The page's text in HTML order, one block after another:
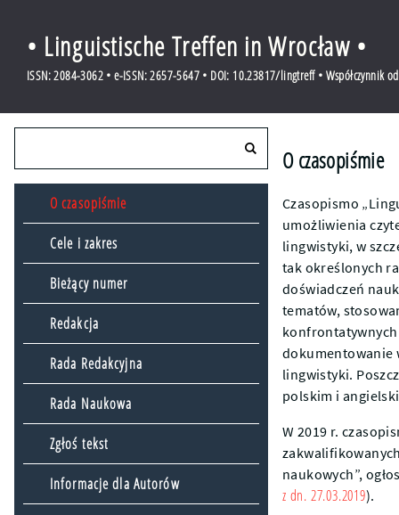
• Linguistische Treffen in Wrocław •
ISSN: 2084-3062 • e-ISSN: 2657-5647 • DOI: 10.23817/lingtreff • Współczynnik
O czasopiśmie
Cele i zakres
Bieżący numer
Redakcja
Rada Redakcyjna
Rada Naukowa
Zgłoś tekst
Informacje dla Autorów
O czasopiśmie
Czasopismo
umożliwienia
lingwistyki, w
tak określonych
doświadczeń
tematów,
dokumentowanie
lingwistyki.
polskim i
W 2019 r.
naukowych”,
z dn. 27.03.2019).